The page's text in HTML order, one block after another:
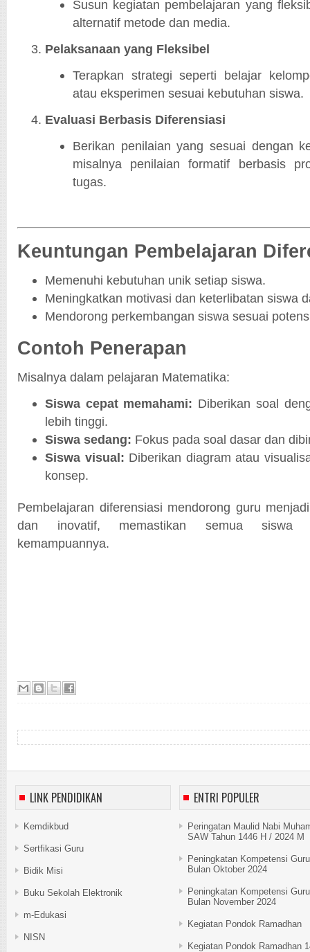
Susun kegiatan pembelajaran yang
alternatif metode dan media.
Pelaksanaan yang Fleksibel
Terapkan strategi seperti belajar
atau eksperimen sesuai kebutuhan siswa.
Evaluasi Berbasis Diferensiasi
Berikan penilaian yang sesuai dengan
misalnya penilaian formatif berbasis
tugas.
Keuntungan Pembelajaran
Memenuhi kebutuhan unik setiap siswa.
Meningkatkan motivasi dan keterlibatan siswa
Mendorong perkembangan siswa sesuai
Contoh Penerapan
Misalnya dalam pelajaran Matematika:
Siswa cepat memahami: Diberikan soal
lebih tinggi.
Siswa sedang: Fokus pada soal dasar dan
Siswa visual: Diberikan diagram atau
konsep.
Pembelajaran diferensiasi mendorong guru
dan inovatif, memastikan semua siswa
kemampuannya.
LINK PENDIDIKAN
Kemdikbud
Sertfikasi Guru
Bidik Misi
Buku Sekolah Elektronik
m-Edukasi
NISN
ENTRI POPULER
Peringatan Maulid Nabi
SAW Tahun 1446 H / 2024 M
Peningkatan Kompetensi
Bulan Oktober 2024
Peningkatan Kompetensi Guru
Bulan November 2024
Kegiatan Pondok Ramadhan
Kegiatan Pondok Ramadhan